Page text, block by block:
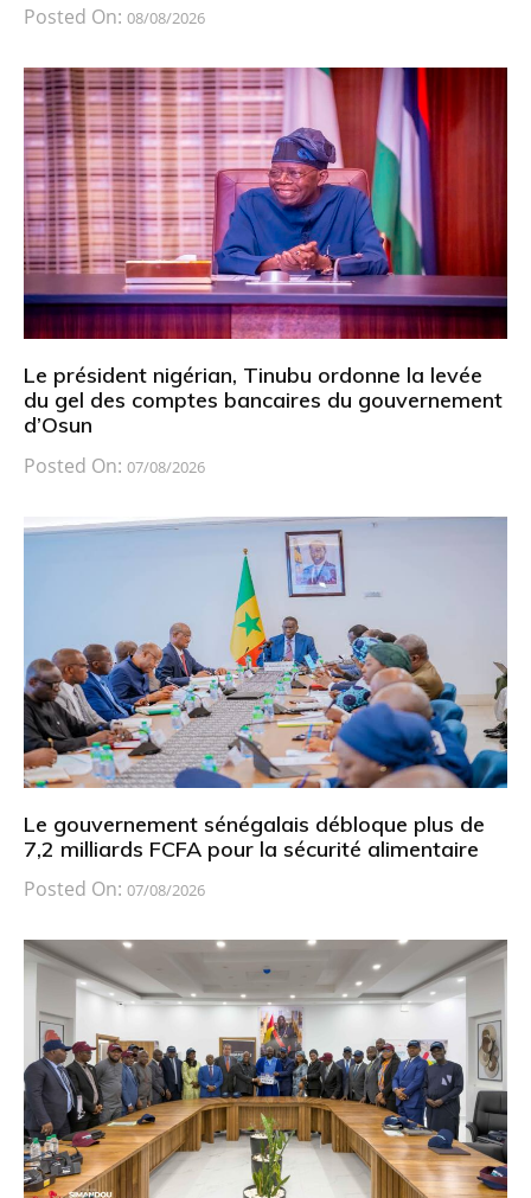
Posted On: 08/08/2026
Le président nigérian, Tinubu ordonne la levée
du gel des comptes bancaires du gouvernement
d’Osun
Posted On: 07/08/2026
Le gouvernement sénégalais débloque plus de
7,2 milliards FCFA pour la sécurité alimentaire
Posted On: 07/08/2026